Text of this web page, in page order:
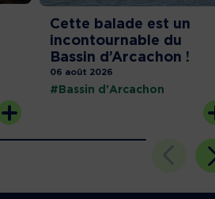
Cette balade est un
incontournable du
Bassin d’Arcachon !
06 août 2026
#Bassin d'Arcachon